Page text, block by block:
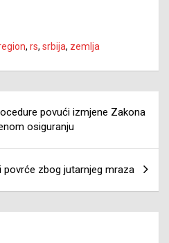
, rs, srbija, zemlja
povući izmjene Zakona
osiguranju
zbog jutarnjeg mraza